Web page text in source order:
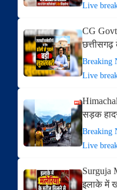
Live
CG
छत्तीसगढ़
Breaking
Live
सड़क
Breaking
Live
Surguja
इलाके में